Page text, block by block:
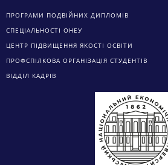
ПРОГРАМИ ПОДВІЙНИХ ДИПЛОМІВ
СПЕЦІАЛЬНОСТІ ОНЕУ
ЦЕНТР ПІДВИЩЕННЯ ЯКОСТІ ОСВІТИ
ПРОФСПІЛКОВА ОРГАНІЗАЦІЯ СТУДЕНТІВ
ВІДДІЛ КАДРІВ